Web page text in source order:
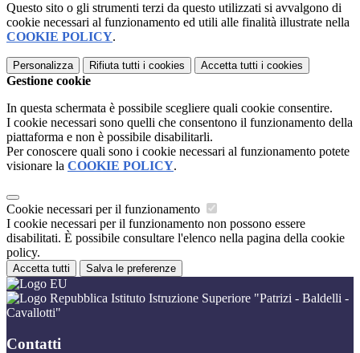
Questo sito o gli strumenti terzi da questo utilizzati si avvalgono di
cookie necessari al funzionamento ed utili alle finalità illustrate nella
COOKIE POLICY.
Personalizza Rifiuta tutti i cookies Accetta tutti i cookies
Gestione cookie
In questa schermata è possibile scegliere quali cookie consentire.
I cookie necessari sono quelli che consentono il funzionamento della
piattaforma e non è possibile disabilitarli.
Per conoscere quali sono i cookie necessari al funzionamento potete
visionare la COOKIE POLICY.
Cookie necessari per il funzionamento
I cookie necessari per il funzionamento non possono essere
disabilitati. È possibile consultare l'elenco nella pagina della cookie
policy.
Accetta tutti Salva le preferenze
Istituto Istruzione Superiore "Patrizi - Baldelli -
Cavallotti"
Contatti